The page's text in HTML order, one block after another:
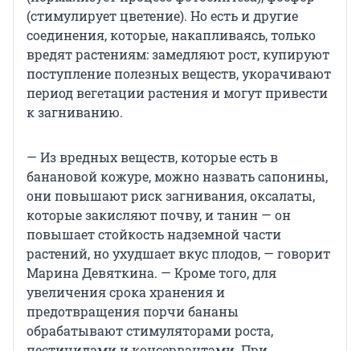
(стимулирует цветение). Но есть и другие
соединения, которые, накапливаясь, только
вредят растениям: замедляют рост, купируют
поступление полезных веществ, укорачивают
период вегетации растения и могут привести
к загниванию.
— Из вредных веществ, которые есть в
банановой кожуре, можно назвать сапонины,
они повышают риск загнивания, оксалаты,
которые закисляют почву, и танин — он
повышает стойкость надземной части
растений, но ухудшает вкус плодов, — говорит
Марина Девяткина. — Кроме того, для
увеличения срока хранения и
предотвращения порчи бананы
обрабатывают стимуляторами роста,